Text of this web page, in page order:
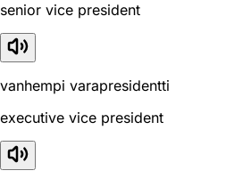
senior vice president
vanhempi varapresidentti
executive vice president